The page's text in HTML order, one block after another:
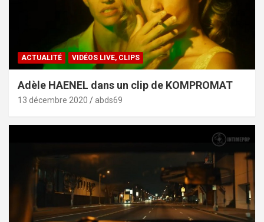
ACTUALITÉ VIDÉOS LIVE, CLIPS
Adèle HAENEL dans un clip de KOMPROMAT
13 décembre 2020 abds69